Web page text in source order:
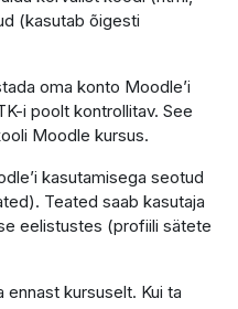
(kasutab õigesti
oma konto Moodle’i
i poolt kontrollitav. See
Moodle kursus.
kasutamisega seotud
Teated saab kasutaja
eelistustes (profiili sätete
ennast kursuselt. Kui ta